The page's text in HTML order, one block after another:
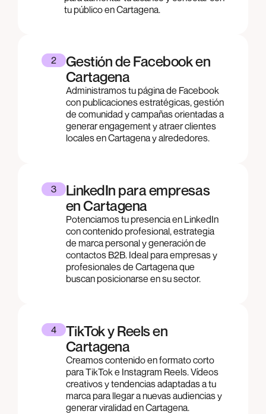
tu público en Cartagena.
2
Gestión de Facebook en
Cartagena
Administramos tu página de Facebook
con publicaciones estratégicas, gestión
de comunidad y campañas orientadas a
generar engagement y atraer clientes
locales en Cartagena y alrededores.
3
LinkedIn para empresas
en Cartagena
Potenciamos tu presencia en LinkedIn
con contenido profesional, estrategia
de marca personal y generación de
contactos B2B. Ideal para empresas y
profesionales de Cartagena que
buscan posicionarse en su sector.
4
TikTok y Reels en
Cartagena
Creamos contenido en formato corto
para TikTok e Instagram Reels. Vídeos
creativos y tendencias adaptadas a tu
marca para llegar a nuevas audiencias y
generar viralidad en Cartagena.